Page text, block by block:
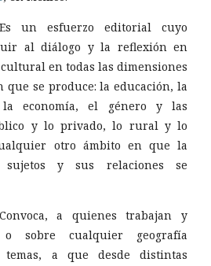
un esfuerzo editorial cuyo
al diálogo y la reflexión en
en todas las dimensiones
que se produce: la educación, la
economía, el género y las
y lo privado, lo rural y lo
otro ámbito en que la
y sus relaciones se
Convoca, a quienes trabajan y
o sobre cualquier geografía
a que desde distintas